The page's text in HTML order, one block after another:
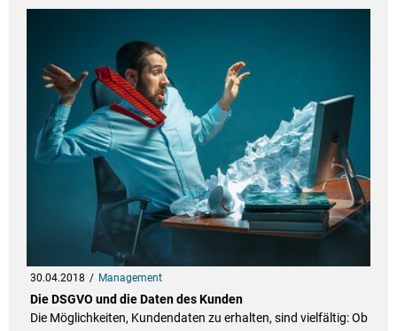
30.04.2018 Management
Die DSGVO und die Daten des Kunden
Die Möglichkeiten, Kundendaten zu erhalten, sind vielfältig: Ob